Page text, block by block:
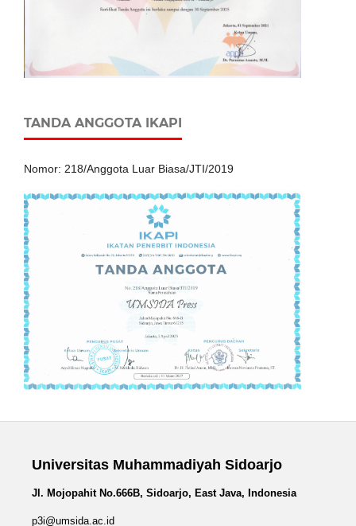
TANDA ANGGOTA IKAPI
Nomor: 218/Anggota Luar Biasa/JTI/2019
Universitas Muhammadiyah Sidoarjo
Jl. Mojopahit No.666B, Sidoarjo, East Java, Indonesia
p3i@umsida.ac.id